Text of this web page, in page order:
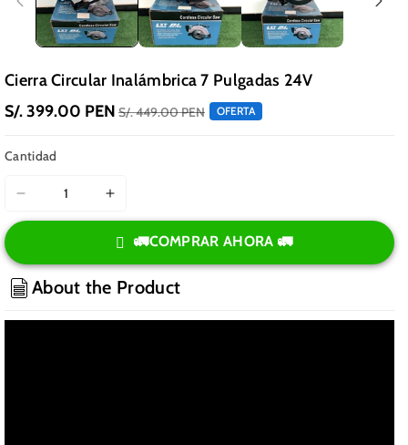
Cierra Circular Inalámbrica 7 Pulgadas 24V
S/. 399.00 PEN S/. 449.00 PEN OFERTA
Cantidad
Reducir
cantidad
Cierra
Circular
Inalámbrica
7
Aumentar
cantidad
para
Cierra
Circular
7
🚛COMPRAR AHORA 🚛
About the Product